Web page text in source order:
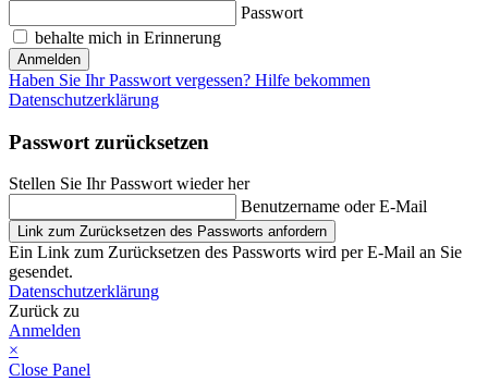
Passwort
behalte mich in Erinnerung
Anmelden
Haben Sie Ihr Passwort vergessen? Hilfe bekommen
Datenschutzerklärung
Passwort zurücksetzen
Stellen Sie Ihr Passwort wieder her
Benutzername oder E-Mail
Link zum Zurücksetzen des Passworts anfordern
Ein Link zum Zurücksetzen des Passworts wird per E-Mail an Sie
gesendet.
Datenschutzerklärung
Zurück zu
Anmelden
×
Close Panel